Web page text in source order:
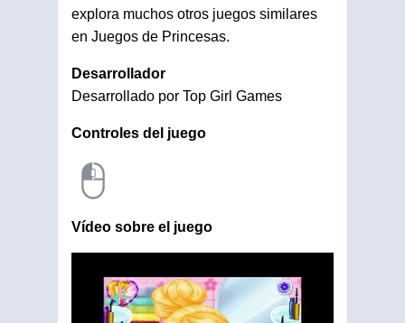
explora muchos otros juegos similares
en Juegos de Princesas.
Desarrollador
Desarrollado por Top Girl Games
Controles del juego
Vídeo sobre el juego